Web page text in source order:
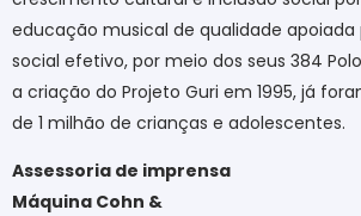
educação musical de qualidade
social efetivo, por meio dos seus 384
a criação do Projeto Guri em 1995, já
de 1 milhão de crianças e adolescentes.
Assessoria de imprensa
Máquina Cohn &